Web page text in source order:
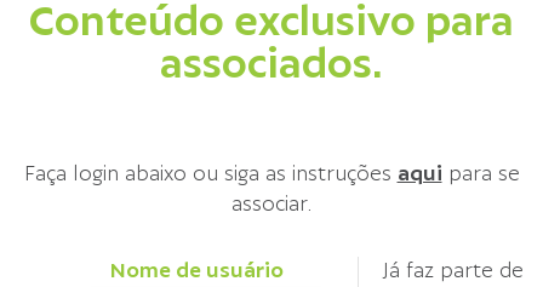
Conteúdo exclusivo para
associados.
Faça login abaixo ou siga as instruções aqui para se
associar.
Nome de usuário
Já faz parte de